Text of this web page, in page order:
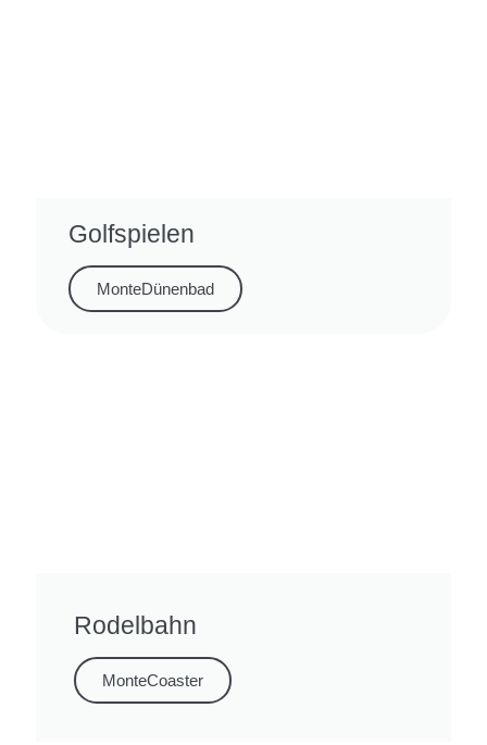
Golfspielen
MonteDünenbad
Rodelbahn
MonteCoaster